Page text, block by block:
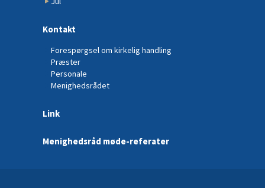
Kontakt
Forespørgsel om kirkelig handling
Præster
Personale
Menighedsrådet
Link
Menighedsråd møde-referater